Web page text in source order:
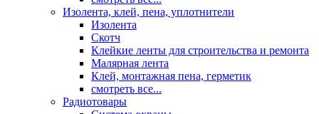
Изолента, клей, пена, уплотнители
Изолента
Скотч
Клейкие ленты для строительства и ремонта
Малярная лента
Клей, монтажная пена, герметик
смотреть все...
Радиотовары